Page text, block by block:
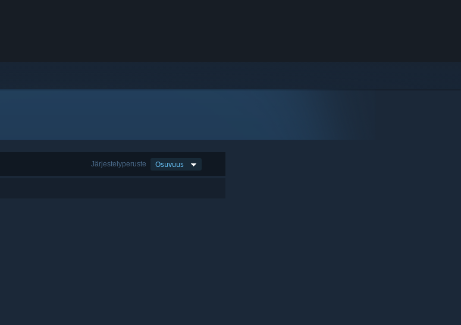
Järjestelyperuste Osuvuus